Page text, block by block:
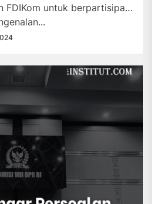
FDIKom untuk berpartisipasi